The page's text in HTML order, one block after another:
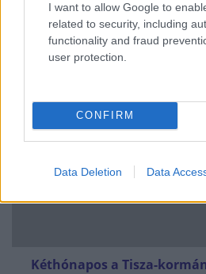
I want to allow Google to
related to security, including
functionality and fraud
user protection.
CONFIRM
Data Deletion Data
gyorsabban fut, mint a jog
ELEMZÉSEK 2026. júl. 21.
Kéthónapos a Tisza-